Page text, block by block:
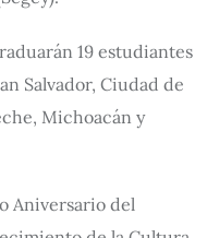
19 estudiantes
Salvador, Ciudad de
Michoacán y
Aniversario del